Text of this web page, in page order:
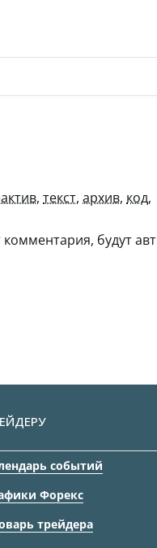
, текст, архив, код,
будут авт
событий
Форекс
трейдера